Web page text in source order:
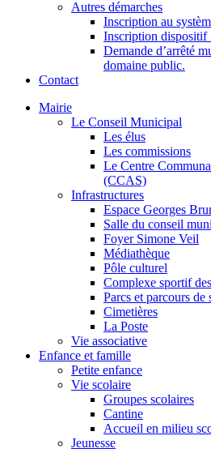
Autres démarches
Inscription au
Inscription dispositif
Demande d’arrêté
domaine public.
Contact
Mairie
Le Conseil Municipal
Les élus
Les commissions
Le Centre
(CCAS)
Infrastructures
Espace Georges
Salle du conseil
Foyer Simone Veil
Médiathèque
Pôle culturel
Complexe sportif
Parcs et parcours de
Cimetières
La Poste
Vie associative
Enfance et famille
Petite enfance
Vie scolaire
Groupes scolaires
Cantine
Accueil en milieu
Jeunesse